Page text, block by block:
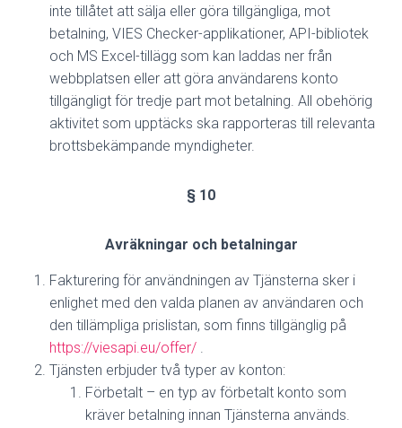
inte tillåtet att sälja eller göra tillgängliga, mot
betalning, VIES Checker-applikationer, API-bibliotek
och MS Excel-tillägg som kan laddas ner från
webbplatsen eller att göra användarens konto
tillgängligt för tredje part mot betalning. All obehörig
aktivitet som upptäcks ska rapporteras till relevanta
brottsbekämpande myndigheter.
§ 10
Avräkningar och betalningar
Fakturering för användningen av Tjänsterna sker i
enlighet med den valda planen av användaren och
den tillämpliga prislistan, som finns tillgänglig på
https://viesapi.eu/offer/ .
Tjänsten erbjuder två typer av konton:
Förbetalt – en typ av förbetalt konto som
kräver betalning innan Tjänsterna används.